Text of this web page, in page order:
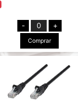
- 0 +
Comprar